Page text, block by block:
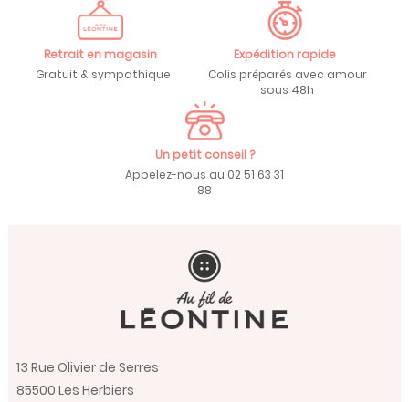
Retrait en magasin
Gratuit & sympathique
Expédition rapide
Colis préparés avec amour
sous 48h
Un petit conseil ?
Appelez-nous au 02 51 63 31
88
13 Rue Olivier de Serres
85500 Les Herbiers